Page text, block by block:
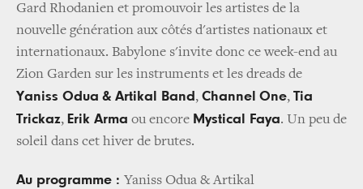
Gard Rhodanien et promouvoir les artistes de la
nouvelle génération aux côtés d'artistes nationaux et
internationaux. Babylone s'invite donc ce week-end au
Zion Garden sur les instruments et les dreads de
Yaniss Odua & Artikal Band , Channel One, Tia
Trickaz, Erik Arma ou encore Mystical Faya. Un peu de
soleil dans cet hiver de brutes.
Au programme : Yaniss Odua & Artikal